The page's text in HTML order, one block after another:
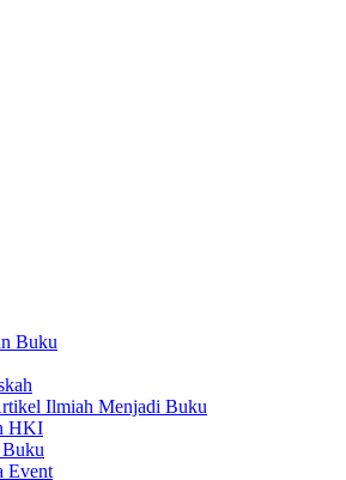
Buku
Ilmiah Menjadi Buku
HKI
Buku
Event